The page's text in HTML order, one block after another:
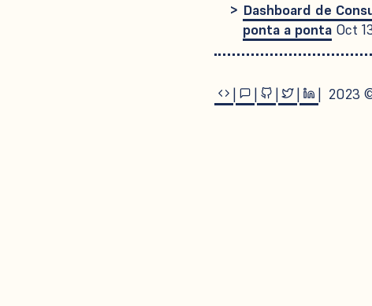
Dashboard de
ponta a ponta Oct
| | | | | 2023